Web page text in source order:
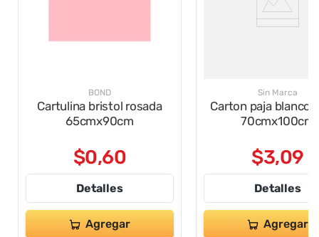
BOND
Cartulina bristol rosada
65cmx90cm
$0,60
Detalles
Agregar
Sin Marca
Carton paja blanco
70cmx100cm
$3,09
Detalles
Agregar